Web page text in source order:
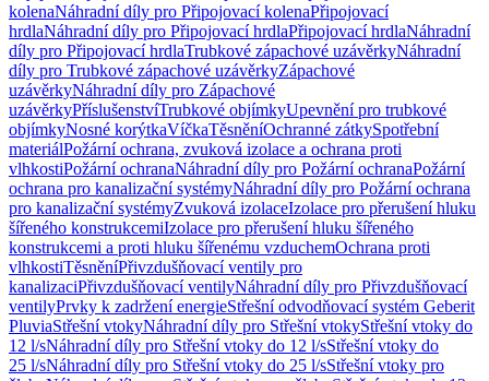
kolenaNáhradní díly pro Připojovací kolenaPřipojovací
hrdlaNáhradní díly pro Připojovací hrdlaPřipojovací hrdlaNáhradní
díly pro Připojovací hrdlaTrubkové zápachové uzávěrkyNáhradní
díly pro Trubkové zápachové uzávěrkyZápachové
uzávěrkyNáhradní díly pro Zápachové
uzávěrkyPříslušenstvíTrubkové objímkyUpevnění pro trubkové
objímkyNosné korýtkaVíčkaTěsněníOchranné zátkySpotřební
materiálPožární ochrana, zvuková izolace a ochrana proti
vlhkostiPožární ochranaNáhradní díly pro Požární ochranaPožární
ochrana pro kanalizační systémyNáhradní díly pro Požární ochrana
pro kanalizační systémyZvuková izolaceIzolace pro přerušení hluku
šířeného konstrukcemiIzolace pro přerušení hluku šířeného
konstrukcemi a proti hluku šířenému vzduchemOchrana proti
vlhkostiTěsněníPřivzdušňovací ventily pro
kanalizaciPřivzdušňovací ventilyNáhradní díly pro Přivzdušňovací
ventilyPrvky k zadržení energieStřešní odvodňovací systém Geberit
PluviaStřešní vtokyNáhradní díly pro Střešní vtokyStřešní vtoky do
12 l/sNáhradní díly pro Střešní vtoky do 12 l/sStřešní vtoky do
25 l/sNáhradní díly pro Střešní vtoky do 25 l/sStřešní vtoky pro